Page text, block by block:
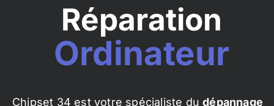
Réparation
Ordinateur
Chipset 34 est votre spécialiste dudépannage